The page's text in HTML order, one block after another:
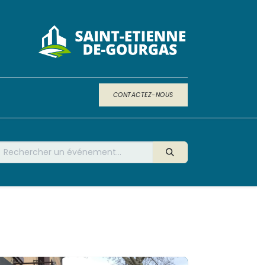
CONTACTEZ-NOUS